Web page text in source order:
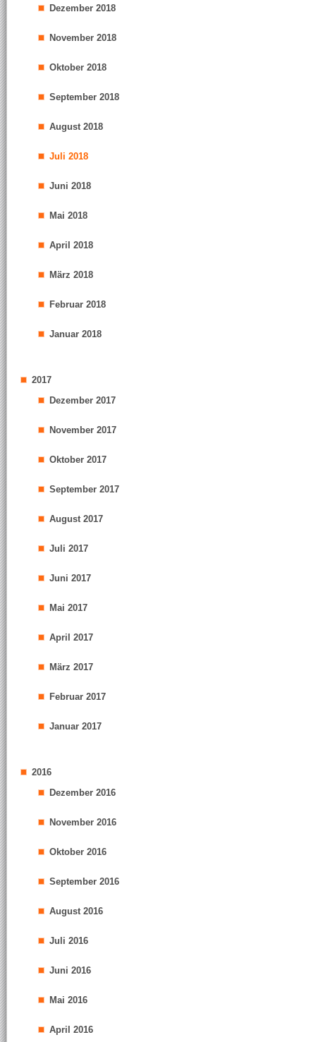
Dezember 2018
November 2018
Oktober 2018
September 2018
August 2018
Juli 2018
Juni 2018
Mai 2018
April 2018
März 2018
Februar 2018
Januar 2018
2017
Dezember 2017
November 2017
Oktober 2017
September 2017
August 2017
Juli 2017
Juni 2017
Mai 2017
April 2017
März 2017
Februar 2017
Januar 2017
2016
Dezember 2016
November 2016
Oktober 2016
September 2016
August 2016
Juli 2016
Juni 2016
Mai 2016
April 2016